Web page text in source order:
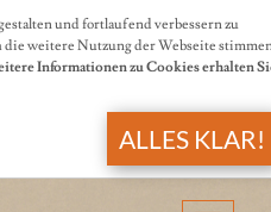
und fortlaufend verbessern zu
weitere Nutzung der Webseite
Informationen zu Cookies erhalten
ALLES KLAR!